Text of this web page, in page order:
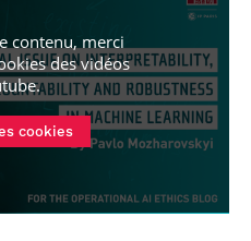
contenu, merci
des vidéos
.
cookies